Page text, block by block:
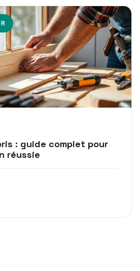
: guide complet pour
réussie